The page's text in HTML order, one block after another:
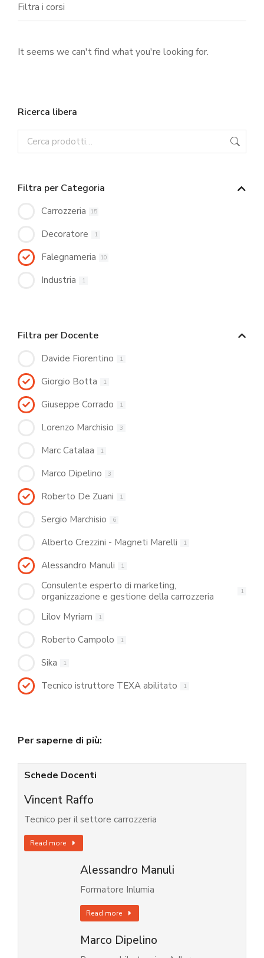
Filtra i corsi
It seems we can't find what you're looking for.
Ricerca libera
Filtra per Categoria
Carrozzeria 15
Decoratore 1
Falegnameria 10
Industria 1
Filtra per Docente
Davide Fiorentino 1
Giorgio Botta 1
Giuseppe Corrado 1
Lorenzo Marchisio 3
Marc Catalaa 1
Marco Dipelino 3
Roberto De Zuani 1
Sergio Marchisio 6
Alberto Crezzini - Magneti Marelli 1
Alessandro Manuli 1
Consulente esperto di marketing,
organizzazione e gestione della carrozzeria
1
Lilov Myriam 1
Roberto Campolo 1
Sika 1
Tecnico istruttore TEXA abilitato 1
Per saperne di più:
Schede Docenti
Vincent Raffo
Tecnico per il settore carrozzeria
Read more
Alessandro Manuli
Formatore Inlumia
Read more
Marco Dipelino